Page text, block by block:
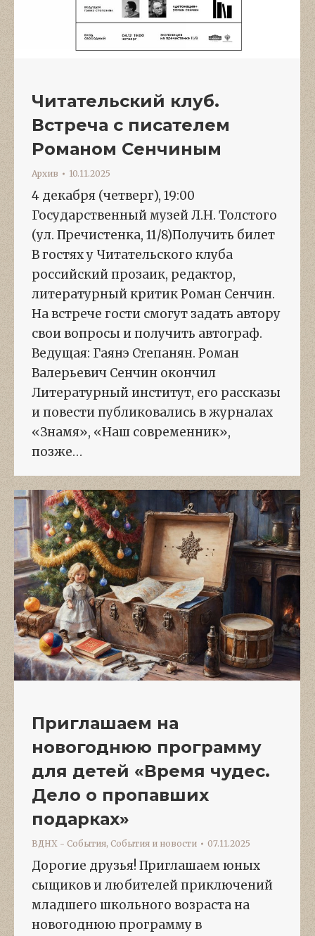
Читательский клуб.
Встреча с писателем
Романом Сенчиным
Архив 10.11.2025
4 декабря (четверг), 19:00
Государственный музей Л.Н. Толстого
(ул. Пречистенка, 11/8)Получить билет
В гостях у Читательского клуба
российский прозаик, редактор,
литературный критик Роман Сенчин.
На встрече гости смогут задать автору
свои вопросы и получить автограф.
Ведущая: Гаянэ Степанян. Роман
Валерьевич Сенчин окончил
Литературный институт, его рассказы
и повести публиковались в журналах
«Знамя», «Наш современник»,
позже…
Приглашаем на
новогоднюю программу
для детей «Время чудес.
Дело о пропавших
подарках»
ВДНХ - События, События и новости 07.11.2025
Дорогие друзья! Приглашаем юных
сыщиков и любителей приключений
младшего школьного возраста на
новогоднюю программу в